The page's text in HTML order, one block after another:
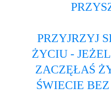
PRZYJRZYJ
ŻYCIU -
ZACZĘŁAŚ
ŚWIECIE